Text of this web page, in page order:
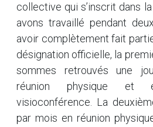
collective qui s’inscrit dans
avons travaillé pendant
avoir complètement fait
désignation officielle, la
sommes retrouvés une
réunion physique et
visioconférence. La
par mois en réunion